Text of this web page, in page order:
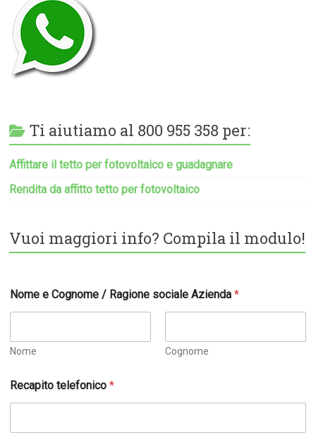
Ti aiutiamo al 800 955 358 per:
Affittare il tetto per fotovoltaico e guadagnare
Rendita da affitto tetto per fotovoltaico
Vuoi maggiori info? Compila il modulo!
Nome e Cognome / Ragione sociale Azienda*
Nome Cognome
Recapito telefonico*